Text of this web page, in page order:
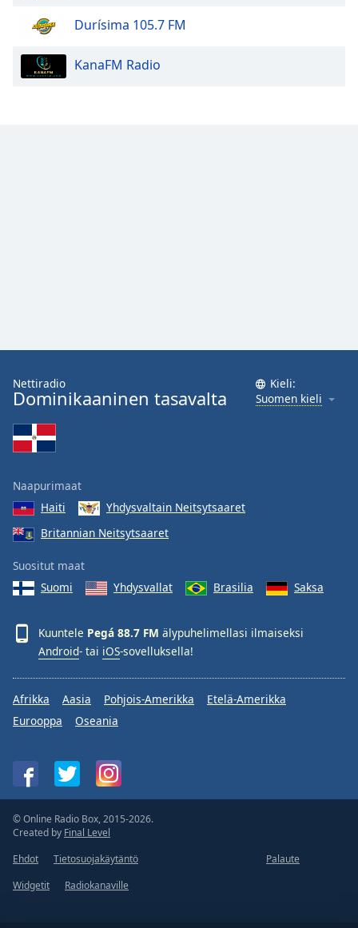
Durísima 105.7 FM
KanaFM Radio
Nettiradio
Dominikaaninen tasavalta
Kieli:
Suomen kieli
Naapurimaat
Haiti
Yhdysvaltain Neitsytsaaret
Britannian Neitsytsaaret
Suositut maat
Suomi
Yhdysvallat Brasilia Saksa
Kuuntele Pegá 88.7 FM älypuhelimellasi ilmaiseksi
Android- tai iOS-sovelluksella!
Afrikka Aasia Pohjois-Amerikka
Etelä-Amerikka
Eurooppa
Oseania
© Online Radio Box, 2015-2026.
Created by Final Level
Ehdot
Tietosuojakäytäntö
Palaute
Widgetit
Radiokanaville